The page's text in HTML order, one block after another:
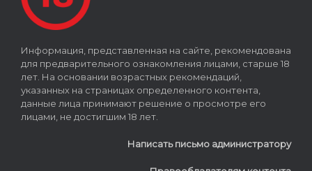
Информация, представленная на сайте, рекомендована
для предварительного ознакомления лицами, старше 18
лет. На основании возрастных рекомендаций,
указанных на страницах определенного контента,
данные лица принимают решение о просмотре его
лицами, не достигшим 18 лет.
Написать письмо администратору